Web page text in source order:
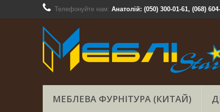
Телефонуйте нам: Анатолій: (050) 300-01-61, (068)
МЕБЛЕВА ФУРНІТУРА (КИТАЙ)